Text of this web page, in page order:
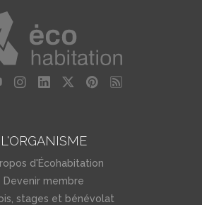
L'ORGANISME
d'Écohabitation
Devenir membre
stages et bénévolat